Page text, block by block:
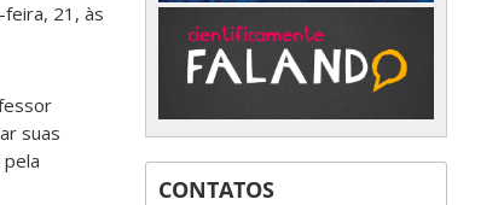
21, às
suas
CONTATOS